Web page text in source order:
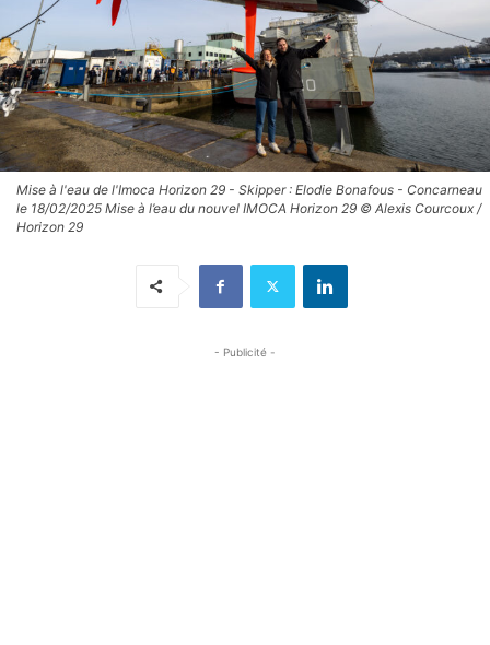
Mise à l'eau de l'Imoca Horizon 29 - Skipper : Elodie Bonafous - Concarneau
le 18/02/2025 Mise à l’eau du nouvel IMOCA Horizon 29 © Alexis Courcoux /
Horizon 29
- Publicité -